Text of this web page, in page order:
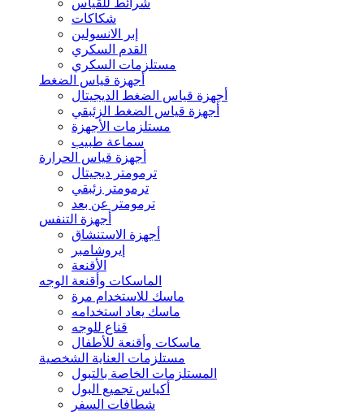
شرائط للقياس
شكاكات
إبر الانسولين
القدم السكري
مستلزمات السكري
أجهزة قياس الضغط
أجهزة قياس الضغط الديجيتال
أجهزة قياس الضغط الزئبقي
مستلزمات الأجهزة
سماعة طبيب
أجهزة قياس الحرارة
ترمومتر ديجيتال
ترمومتر زئبقي
ترمومتر عن بعد
أجهزة التنفس
أجهزة الاستنشاق
إيروشامبر
الأقنعة
الماسكات وأقنعة الوجه
ماسك للاستخدام مرة
ماسك يعاد استخدامه
قناع للوجه
ماسكات وأقنعة للأطفال
مستلزمات العناية الشخصية
المستلزمات الخاصة بالتبول
أكياس تجميع البول
شطافات السفر